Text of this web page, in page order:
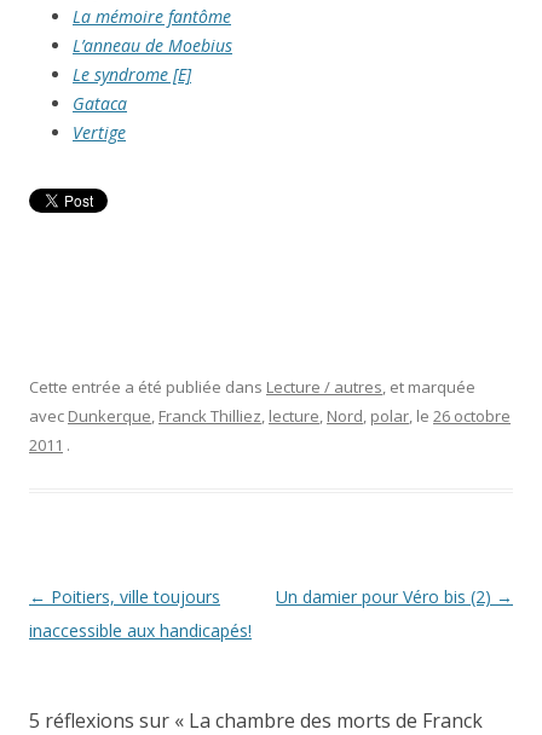
La mémoire fantôme
L’anneau de Moebius
Le syndrome [E]
Gataca
Vertige
Cette entrée a été publiée dans Lecture / autres, et marquée
avec Dunkerque, Franck Thilliez, lecture, Nord, polar, le 26 octobre
2011 .
Navigation
des
← Poitiers, ville toujours
inaccessible aux handicapés!
Un damier pour Véro bis (2) →
5 réflexions sur « La chambre des morts de Franck